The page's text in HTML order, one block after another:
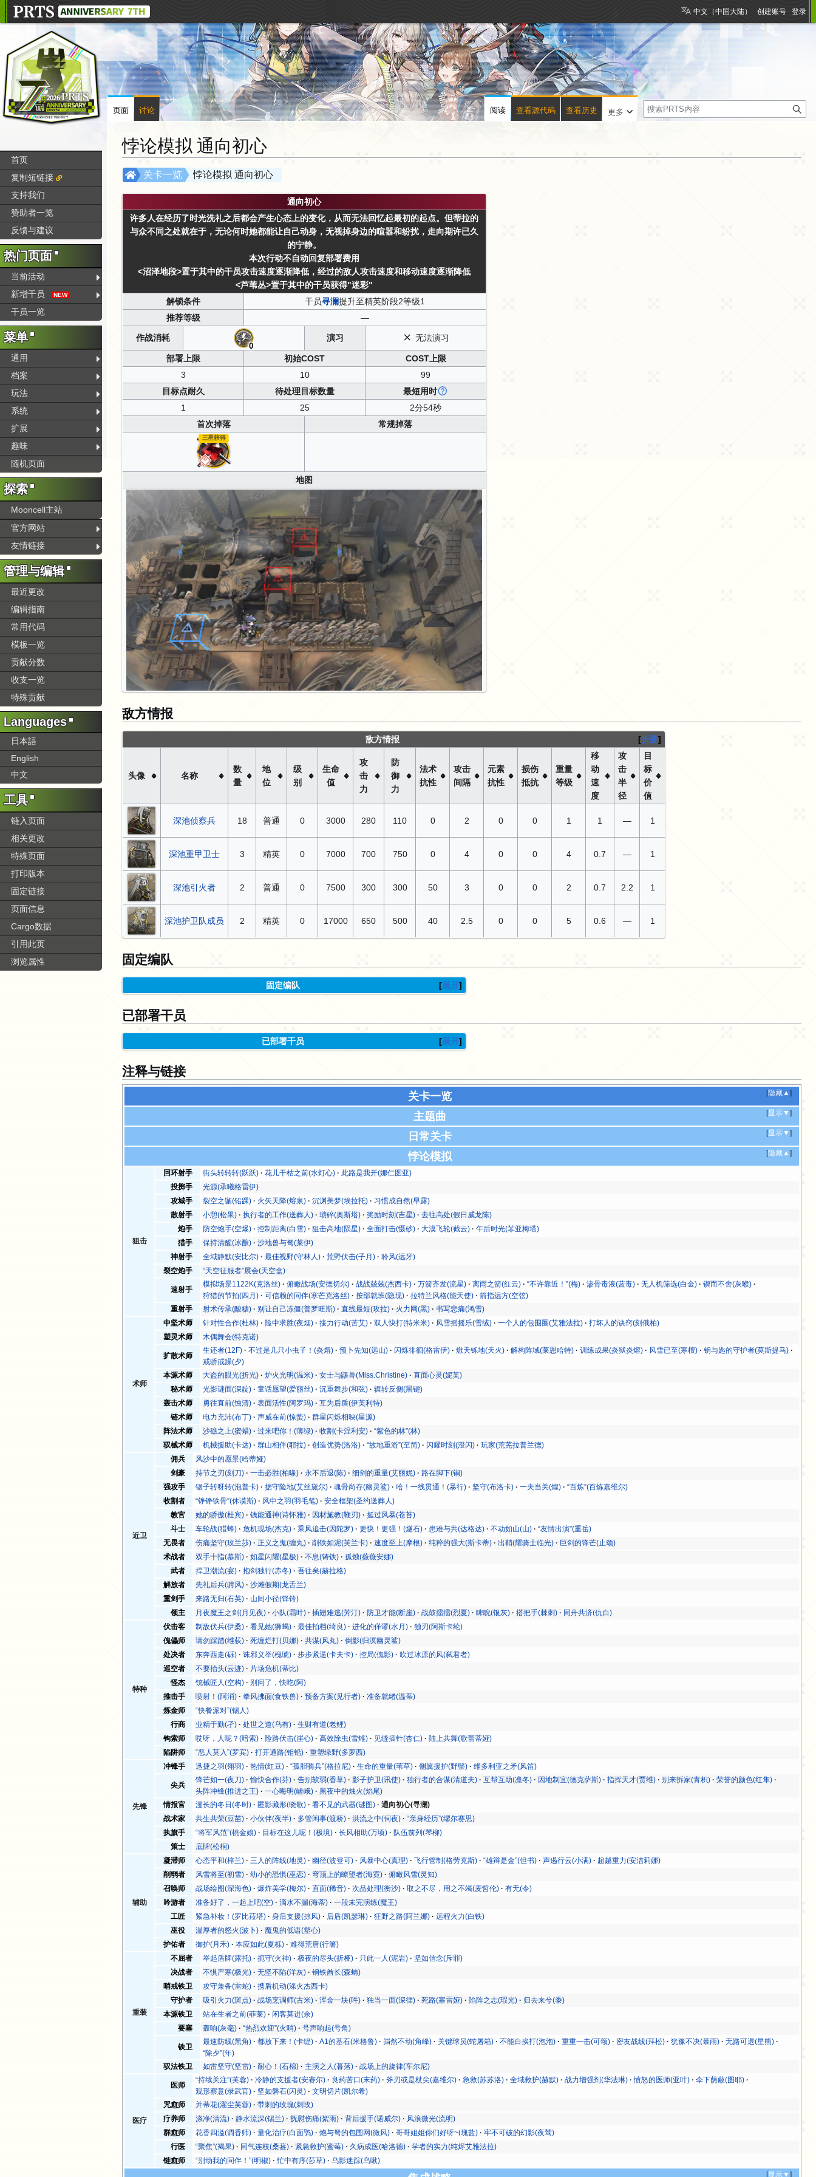
悖论模拟 通向初心
跳
跳
悖论模拟 通向初心
关卡一览
通向初心
许多人在经历了时光洗礼之后都会产生心态上的变化，从而无法回忆起最初的起点。但蒂拉的
与众不同之处就在于，无论何时她都能让自己动身，无视掉身边的喧嚣和纷扰，走向期许已久
的宁静。
本次行动不自动回复部署费用
<沼泽地段>置于其中的干员攻击速度逐渐降低，经过的敌人攻击速度和移动速度逐渐降低
<芦苇丛>置于其中的干员获得"迷彩"
解锁条件
干员寻澜提升至精英阶段2等级1
推荐等级
—
作战消耗
0
演习 无法演习
部署上限 初始COST
COST上限
3
10
99
目标点耐久
待处理目标数量
最短用时
1
25
2分54秒
首次掉落
常规掉落
三星获得
地图
敌方情报
折叠
敌方情报
头像 名称
数
量
地
位
级
别
生命
值
攻
击
力
防
御
力
法术
抗性
攻击
间隔
元素
抗性
损伤
抵抗
重量
等级
移
动
速
度
攻
击
半
径
目
标
价
值
深池侦察兵 18 普通 0 3000 280 110 0 2 0 0 1 1 — 1
深池重甲卫士 3 精英 0 7000 700 750 0 4 0 0 4 0.7 — 1
深池引火者 2 普通 0 7500 300 300 50 3 0 0 2 0.7 2.2 1
深池护卫队成员 2 精英 0 17000 650 500 40 2.5 0 0 5 0.6 — 1
固定编队
展开
固定编队
已部署干员
展开
已部署干员
注释与链接
[隐藏▲]
关卡一览
[显示▼]
主题曲
[显示▼]
日常关卡
[隐藏▲]
悖论模拟
狙击
回环射手 街头转转转(跃跃) 花儿干枯之前(水灯心)
此路是我开(娜仁图亚)
投掷手
光源(承曦格雷伊)
攻城手
裂空之镞(铅踝) 火矢天降(熔泉) 沉渊美梦(埃拉托)
习惯成自然(早露)
散射手
小憩(松果) 执行者的工作(送葬人) 琐碎(奥斯塔) 奖励时刻(吉星)
去往高处(假日威龙陈)
炮手
防空炮手(空爆) 控制距离(白雪) 狙击高地(陨星) 全面打击(慑砂) 大漠飞轮(截云)
午后时光(菲亚梅塔)
猎手
保持清醒(冰酿)
沙地兽与弩(莱伊)
神射手
全域静默(安比尔) 最佳视野(守林人) 荒野伏击(子月)
聆风(远牙)
裂空炮手
“天空征服者”展会(天空盒)
速射手
模拟场景1122K(克洛丝) 俯瞰战场(安德切尔) 战战兢兢(杰西卡) 万箭齐发(流星) 离雨之箭(红云) “不许靠近！”(梅) 渗骨毒液(蓝毒) 无人机筛选(白金)
锲而不舍(灰喉)
狩猎的节拍(四月)
可信赖的同伴(寒芒克洛丝) 按部就班(隐现) 拉特兰风格(能天使)
箭指远方(空弦)
重射手
射术传承(酸糖) 别让自己冻僵(普罗旺斯) 直线最短(玫拉) 火力网(黑) 书写悲痛(鸿雪)
术师
中坚术师 针对性合作(杜林) 险中求胜(夜烟) 接力行动(苦艾) 双人快打(特米米) 风雪摇摇乐(雪绒) 一个人的包围圈(艾雅法拉)
打坏人的诀窍(刻俄柏)
塑灵术师
木偶舞会(特克诺)
扩散术师
生还者(12F) 不过是几只小虫子！(炎熔) 预卜先知(远山) 闪烁徘徊(格雷伊) 焮天铄地(天火) 解构阵域(莱恩哈特) 训练成果(炎狱炎熔) 风雪已至(寒檀)
钥与匙的守护者(莫斯提马)
戒骄戒躁(夕)
本源术师
大盗的眼光(折光) 炉火光明(温米) 女士与鼷兽(Miss.Christine)
直面心灵(妮芙)
秘术师
光影谜面(深靛) 童话愿望(爱丽丝) 沉重舞步(和弦)
辗转反侧(黑键)
轰击术师
勇往直前(蚀清) 表面活性(阿罗玛)
互为后盾(伊芙利特)
链术师
电力充沛(布丁) 声威在前(惊蛰)
群星闪烁相映(星源)
阵法术师
沙礁之上(蜜蜡) 过来吧你！(薄绿) 收割(卡涅利安)
“紫色的林”(林)
驭械术师
机械援助(卡达) 群山相伴(耶拉) 创造优势(洛洛) “故地重游”(至简) 闪耀时刻(澄闪) 玩家(荒芜拉普兰德)
近卫
佣兵
风沙中的愿景(哈蒂娅)
剑豪
持节之刃(刻刀) 一击必胜(柏喙) 永不后退(陈) 细剑的重量(艾丽妮)
路在脚下(锏)
强攻手
锯子转呀转(泡普卡) 据守险地(艾丝黛尔) 魂骨尚存(幽灵鲨) 哈！一线贯通！(暴行) 坚守(布洛卡) 一夫当关(煌)
“百炼”(百炼嘉维尔)
收割者
“铮铮铁骨”(休谟斯) 风中之羽(羽毛笔)
安全框架(圣约送葬人)
教官
她的骄傲(杜宾) 钱能通神(诗怀雅) 因材施教(鞭刃)
挺过风暴(苍苔)
斗士
车轮战(猎蜂) 危机现场(杰克) 乘风追击(因陀罗) 更快！更强！(燧石) 患难与共(达格达) 不动如山(山)
“友情出演”(重岳)
无畏者
伤痛坚守(玫兰莎) 正义之鬼(缠丸) 削铁如泥(芙兰卡) 速度至上(摩根) 纯粹的强大(斯卡蒂) 出鞘(耀骑士临光)
巨剑的锋芒(止颂)
术战者
双手十指(慕斯) 如星闪耀(星极) 不息(铸铁)
孤烛(薇薇安娜)
武者
捍卫潮流(宴) 抱剑独行(赤冬)
吾往矣(赫拉格)
解放者
先礼后兵(骋风)
沙滩假期(龙舌兰)
重剑手
来路无归(石英)
山间小径(铎铃)
领主
月夜魔王之剑(月见夜) 小队(霜叶) 插翅难逃(芳汀) 防卫才能(断崖) 战鼓擂擂(烈夏) 睥睨(银灰) 搭把手(棘刺) 同舟共济(仇白)
特种
伏击客 制敌伏兵(伊桑) 看见她(狮蝎) 最佳拍档(绮良) 进化的佯谬(水月)
独刃(阿斯卡纶)
傀儡师
请勿踩踏(维荻) 死缠烂打(贝娜) 共谋(风丸)
倒影(归溟幽灵鲨)
处决者
东奔西走(砾) 诛邪义举(槐琥) 步步紧逼(卡夫卡) 控局(傀影)
吹过冰原的风(弑君者)
巡空者
不要抬头(云迹)
片场危机(蒂比)
怪杰
铳械匠人(空构)
别问了，快吃(阿)
推击手
喷射！(阿消) 拳风拂面(食铁兽) 预备方案(见行者)
准备就绪(温蒂)
炼金师
“快餐派对”(锡人)
行商
业精于勤(孑) 处世之道(乌有)
生财有道(老鲤)
钩索师
哎呀，人呢？(暗索) 险路伏击(崖心) 高效除虫(雪雉) 见缝插针(杏仁)
陆上共舞(歌蕾蒂娅)
陷阱师
“恶人莫入”(罗宾) 打开通路(钼铅) 重塑绿野(多萝西)
先锋
冲锋手 迅捷之羽(翎羽) 热情(红豆) “孤胆骑兵”(格拉尼) 生命的重量(苇草) 侧翼援护(野鬃) 维多利亚之矛(风笛)
尖兵
锋芒如一(夜刀) 愉快合作(芬) 告别软弱(香草) 影子护卫(讯使) 独行者的合谋(清道夫) 互帮互助(凛冬) 因地制宜(德克萨斯) 指挥天才(贾维) 别来拆家(青枳)
荣誉的颜色(红隼)
头阵冲锋(推进之王)
一心晦明(嵯峨)
黑夜中的烛火(焰尾)
情报官
漫长的冬日(冬时) 匿影藏形(晓歌) 看不见的武器(谜图)
通向初心(寻澜)
战术家
共生共荣(豆苗) 小伙伴(夜半) 多管闲事(渡桥) 洪流之中(伺夜)
“亲身经历”(缪尔赛思)
执旗手
“将军风范”(桃金娘) 目标在这儿呢！(极境) 长风相助(万顷)
队伍前列(琴柳)
策士
底牌(松桐)
辅助
凝滞师 心态平和(梓兰) 三人的阵线(地灵) 幽径(波登可) 风暴中心(真理) 飞行管制(格劳克斯) “雄辩是金”(但书) 声遏行云(小满)
超越重力(安洁莉娜)
削弱者
风雪将至(初雪) 幼小的恐惧(巫恋) 穹顶上的瞭望者(海霓)
俯瞰风雪(灵知)
召唤师
战场绘图(深海色) 爆炸美学(梅尔) 直面(稀音) 次品处理(衡沙) 取之不尽，用之不竭(麦哲伦)
有无(令)
吟游者
准备好了，一起上吧(空) 滴水不漏(海蒂)
一段未完演练(魔王)
工匠
紧急补妆！(罗比菈塔) 身后支援(掠风) 后盾(凯瑟琳) 狂野之路(阿兰娜)
远程火力(白铁)
巫役
温厚者的怒火(波卜)
魔鬼的低语(塑心)
护佑者
御护(月禾) 本应如此(夏栎) 难得荒唐(行箸)
重装
不屈者 举起盾牌(露托) 扼守(火神) 极夜的尽头(折桠) 只此一人(泥岩)
坚如信念(斥罪)
决战者
不惧严寒(极光) 无坚不陷(洋灰)
钢铁酋长(森蚺)
哨戒铁卫
攻守兼备(雷蛇)
携盾机动(涤火杰西卡)
守护者
吸引火力(斑点) 战场烹调师(古米) 浑金一块(吽) 独当一面(深律) 死路(塞雷娅) 陷阵之志(瑕光)
归去来兮(黍)
本源铁卫
站在生者之前(菲莱)
闲客莫进(余)
要塞
轰响(灰毫) “热烈欢迎”(火哨) 号声响起(号角)
铁卫
最速防线(黑角) 都放下来！(卡缇) A1的基石(米格鲁) 岿然不动(角峰) 关键球员(蛇屠箱) 不能白挨打(泡泡) 重重一击(可颂) 密友战线(拜松) 犹豫不决(暴雨)
无路可退(星熊)
“除夕”(年)
驭法铁卫
如雷坚守(坚雷) 耐心！(石棉) 主演之人(暮落) 战场上的旋律(车尔尼)
医疗
医师
“持续关注”(芙蓉) 冷静的支援者(安赛尔) 良药苦口(末药) 斧刃或是杖尖(嘉维尔) 急救(苏苏洛) 全域救护(赫默) 战力增强剂(华法琳) 愤怒的医师(亚叶)
伞下荫蔽(图耶)
观形察意(录武官)
坚如磐石(闪灵)
文明切片(凯尔希)
咒愈师
并蒂花(濯尘芙蓉)
带刺的玫瑰(刺玫)
疗养师
涤净(清流) 静水流深(锡兰) 抚慰伤痛(絮雨) 背后援手(诺威尔)
风浪微光(流明)
群愈师
花香四溢(调香师) 量化治疗(白面鸮) 炮与弩的包围网(微风) 哥哥姐姐你们好呀~(瑰盐)
牢不可破的幻影(夜莺)
行医
“聚焦”(褐果) 同气连枝(桑葚) 紧急救护(蜜莓) 久病成医(哈洛德)
学者的实力(纯烬艾雅法拉)
链愈师
“别动我的同伴！”(明椒) 忙中有序(莎草)
乌影迷踪(乌啾)
[显示▼]
中文（中国大陆） 创建账号 登录
页面 讨论 阅读 查看源代码 查看历史 更多
搜
索
首页
复制短链接
支持我们
赞助者一览
反馈与建议
热门页面
当前活动
新增干员
NEW
干员一览
菜单
通用
档案
玩法
系统
扩展
趣味
随机页面
探索
Mooncell主站
官方网站
友情链接
管理与编辑
最近更改
编辑指南
常用代码
模板一览
贡献分数
收支一览
特殊贡献
Languages
日本語
English
中文
工具
链入页面
相关更改
特殊页面
打印版本
固定链接
页面信息
Cargo数据
引用此页
浏览属性